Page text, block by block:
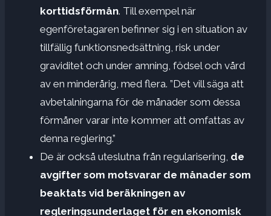
korttidsförmån. Till exempel när
egenföretagaren befinner sig i en situation av
tillfällig funktionsnedsättning, risk under
graviditet och under amning, födsel och vård
av en minderårig, med flera. ”Det vill säga att
avbetalningarna för de månader som dessa
förmåner varar inte kommer att omfattas av
denna reglering.”
De är också uteslutna från regularisering, de
avgifter som motsvarar de månader som
beaktats vid beräkningen av
regleringsunderlaget för en ekonomisk